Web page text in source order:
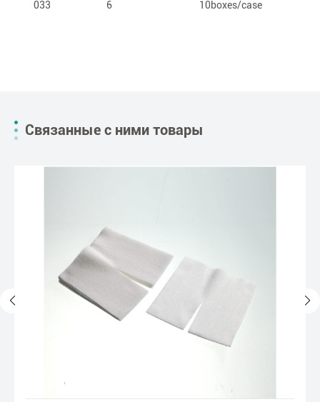
033
6
10boxes/case
Связанные с ними товары